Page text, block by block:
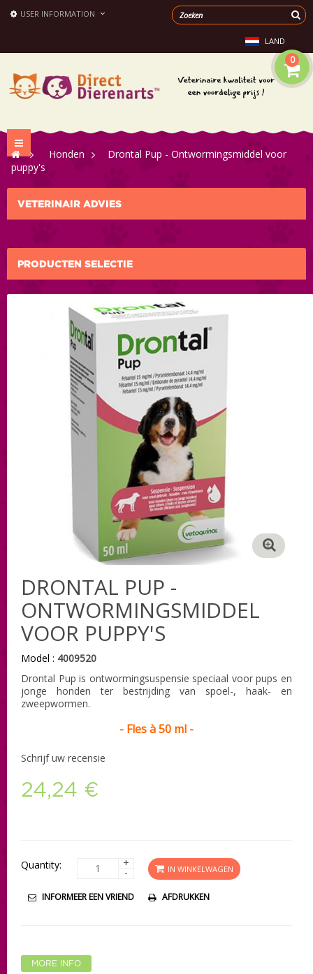
USER INFORMATION
LAND
0
Toggle
navigation
> Honden >
Drontal Pup - Ontwormingsmiddel voor
puppy's
VETERINAIR ADVIES
PRODUCTEN SELECTIE
DRONTAL PUP -
ONTWORMINGSMIDDEL
VOOR PUPPY'S
Model : 4009520
Drontal Pup is ontwormingsuspensie speciaal voor pups en
jonge honden ter bestrijding van spoel-, haak- en
zweepwormen.
- Fles à 50 ml -
Schrijf uw recensie
24,24 €
Quantity: +
- IN WINKELWAGEN
INFORMEER EEN VRIEND AFDRUKKEN
MORE INFO